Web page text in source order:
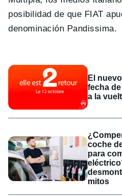
posibilidad de que FIAT
denominación Pandissima.
El
fecha
a la
coche
para
mitos